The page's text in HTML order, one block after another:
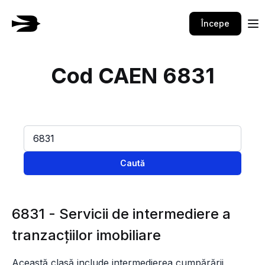
Începe
Cod CAEN 6831
Caută
6831 - Servicii de intermediere a
tranzacţiilor imobiliare
Această clasă include intermedierea cumpărării,